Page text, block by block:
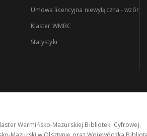
Umowa licencyjna niewyłączna - wzór
Klaster WMBC
Statystyki
Warmińsko-Mazurskiej Biblioteki Cyfrowej.